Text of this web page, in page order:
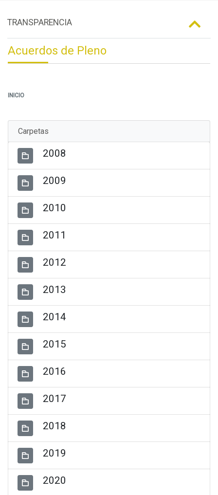
TRANSPARENCIA
Acuerdos de Pleno
INICIO
Carpetas
2008
2009
2010
2011
2012
2013
2014
2015
2016
2017
2018
2019
2020